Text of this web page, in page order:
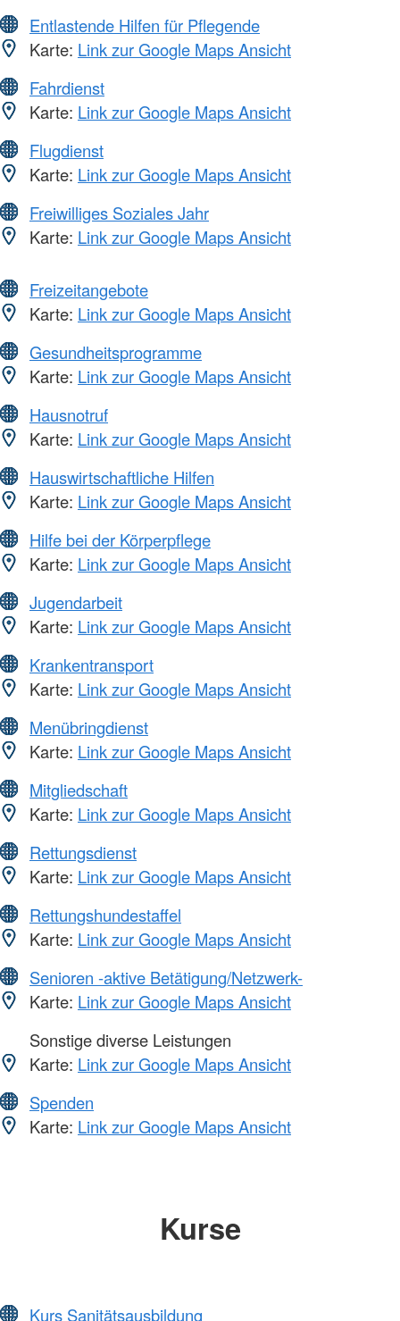
Entlastende Hilfen für Pflegende
Karte: Link zur Google Maps Ansicht
Fahrdienst
Karte: Link zur Google Maps Ansicht
Flugdienst
Karte: Link zur Google Maps Ansicht
Freiwilliges Soziales Jahr
Karte: Link zur Google Maps Ansicht
Freizeitangebote
Karte: Link zur Google Maps Ansicht
Gesundheitsprogramme
Karte: Link zur Google Maps Ansicht
Hausnotruf
Karte: Link zur Google Maps Ansicht
Hauswirtschaftliche Hilfen
Karte: Link zur Google Maps Ansicht
Hilfe bei der Körperpflege
Karte: Link zur Google Maps Ansicht
Jugendarbeit
Karte: Link zur Google Maps Ansicht
Krankentransport
Karte: Link zur Google Maps Ansicht
Menübringdienst
Karte: Link zur Google Maps Ansicht
Mitgliedschaft
Karte: Link zur Google Maps Ansicht
Rettungsdienst
Karte: Link zur Google Maps Ansicht
Rettungshundestaffel
Karte: Link zur Google Maps Ansicht
Senioren -aktive Betätigung/Netzwerk-
Karte: Link zur Google Maps Ansicht
Sonstige diverse Leistungen
Karte: Link zur Google Maps Ansicht
Spenden
Karte: Link zur Google Maps Ansicht
Kurse
Kurs Sanitätsausbildung